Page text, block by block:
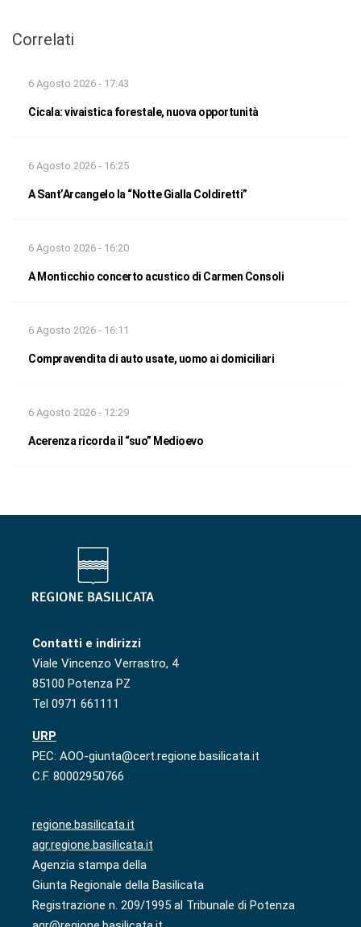
Correlati
6 Agosto 2026 - 17:43
Cicala: vivaistica forestale, nuova opportunità
6 Agosto 2026 - 16:25
A Sant’Arcangelo la “Notte Gialla Coldiretti”
6 Agosto 2026 - 16:20
A Monticchio concerto acustico di Carmen Consoli
6 Agosto 2026 - 16:11
Compravendita di auto usate, uomo ai domiciliari
6 Agosto 2026 - 12:29
Acerenza ricorda il “suo” Medioevo
Contatti e indirizzi
Viale Vincenzo Verrastro, 4
85100 Potenza PZ
Tel 0971 661111
URP
PEC: AOO-giunta@cert.regione.basilicata.it
C.F. 80002950766
regione.basilicata.it
agr.regione.basilicata.it
Agenzia stampa della
Giunta Regionale della Basilicata
Registrazione n. 209/1995 al Tribunale di Potenza